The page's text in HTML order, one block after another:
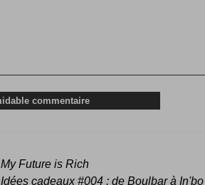
My Future is Rich
Idées cadeaux #004 : de Boulbar à In'bo